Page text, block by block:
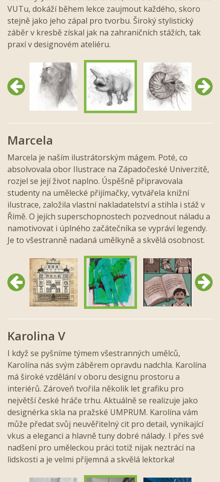
VUTu, dokáží během lekce zaujmout každého, skoro
stejně jako jeho zápal pro tvorbu. Široký stylistický
záběr v kresbě získal jak na zahraničních stážích, tak
praxí v designovém ateliéru.
Předchozí Další
Marcela
Marcela je naším ilustrátorským mágem. Poté, co
absolvovala obor Ilustrace na Západočeské Univerzitě,
rozjel se její život naplno. Úspěšně připravovala
studenty na umělecké přijímačky, vytvářela knižní
ilustrace, založila vlastní nakladatelství a stihla i stáž v
Římě. O jejích superschopnostech pozvednout náladu a
namotivovat i úplného začátečníka se vypráví legendy.
Je to všestranně nadaná umělkyně a skvělá osobnost.
Předchozí Další
Karolina V
I když se pyšníme týmem všestranných umělců,
Karolína nás svým záběrem opravdu nadchla. Karolína
má široké vzdělání v oboru designu prostoru a
interiérů. Zároveň tvořila několik let grafiku pro
největší české hráče trhu. Aktuálně se realizuje jako
designérka skla na pražské UMPRUM. Karolína vám
může předat svůj neuvěřitelný cit pro detail, vynikající
vkus a eleganci a hlavně tuny dobré nálady. I přes své
nadšení pro uměleckou práci totiž nijak neztrácí na
lidskosti a je velmi příjemná a skvělá lektorka!